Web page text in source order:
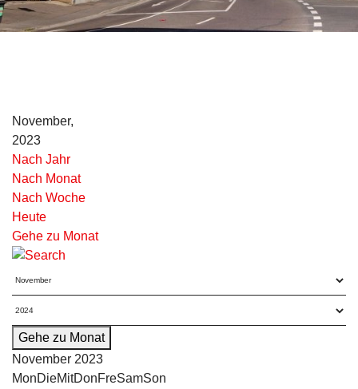
November,
2023
Nach Jahr
Nach Monat
Nach Woche
Heute
Gehe zu Monat
Gehe zu Monat
November 2023
MonDieMitDonFreSamSon